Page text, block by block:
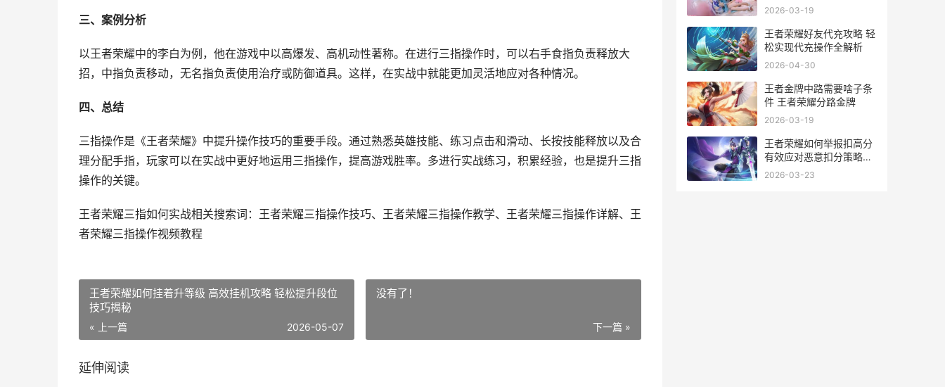
三、案例分析
以王者荣耀中的李白为例，他在游戏中以高爆发、高机动性著称。在进行三指操作时，可以右手食指负责释放大
招，中指负责移动，无名指负责使用治疗或防御道具。这样，在实战中就能更加灵活地应对各种情况。
四、总结
三指操作是《王者荣耀》中提升操作技巧的重要手段。通过熟悉英雄技能、练习点击和滑动、长按技能释放以及合
理分配手指，玩家可以在实战中更好地运用三指操作，提高游戏胜率。多进行实战练习，积累经验，也是提升三指
操作的关键。
王者荣耀三指如何实战相关搜索词：王者荣耀三指操作技巧、王者荣耀三指操作教学、王者荣耀三指操作详解、王
者荣耀三指操作视频教程
王者荣耀如何挂着升等级 高效挂机攻略 轻松提升段位
技巧揭秘
« 上一篇 2026-05-07
没有了！
下一篇 »
延伸阅读
2026-03-19
王者荣耀好友代充攻略 轻
松实现代充操作全解析
2026-04-30
王者金牌中路需要啥子条
件 王者荣耀分路金牌
2026-03-19
王者荣耀如何举报扣高分
有效应对恶意扣分策略全
解析
2026-03-23